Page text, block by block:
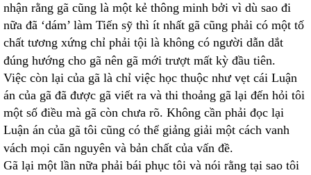
nhận rằng gã cũng là một kẻ thông minh bởi vì dù sao đi
nữa đã ‘dám’ làm Tiến sỹ thì ít nhất gã cũng phải có một tố
chất tương xứng chỉ phải tội là không có người dẫn dắt
đúng hướng cho gã nên gã mới trượt mất kỳ đầu tiên.
Việc còn lại của gã là chỉ việc học thuộc như vẹt cái Luận
án của gã đã được gã viết ra và thi thoảng gã lại đến hỏi tôi
một số điều mà gã còn chưa rõ. Không cần phải đọc lại
Luận án của gã tôi cũng có thể giảng giải một cách vanh
vách mọi căn nguyên và bản chất của vấn đề.
Gã lại một lần nữa phải bái phục tôi và nói rằng tại sao tôi